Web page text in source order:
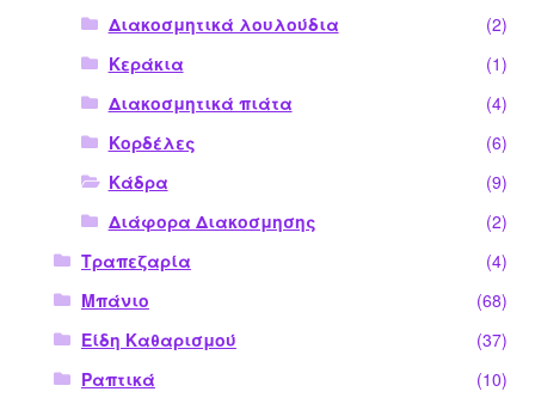
Διακοσμητικά λουλούδια
(2)
Κεράκια
(1)
Διακοσμητικά πιάτα
(4)
Κορδέλες
(6)
Κάδρα
(9)
Διάφορα Διακοσμησης
(2)
Τραπεζαρία
(4)
Μπάνιο
(68)
Είδη Καθαρισμού
(37)
Ραπτικά
(10)